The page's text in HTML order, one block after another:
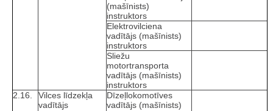
(mašīnists)
instruktors
Elektrovilciena
vadītājs (mašīnists)
instruktors
Sliežu
motortransporta
vadītājs (mašīnists)
instruktors
2.16.
Vilces līdzekļa
vadītājs
Dīzeļlokomotīves
vadītājs (mašīnists)